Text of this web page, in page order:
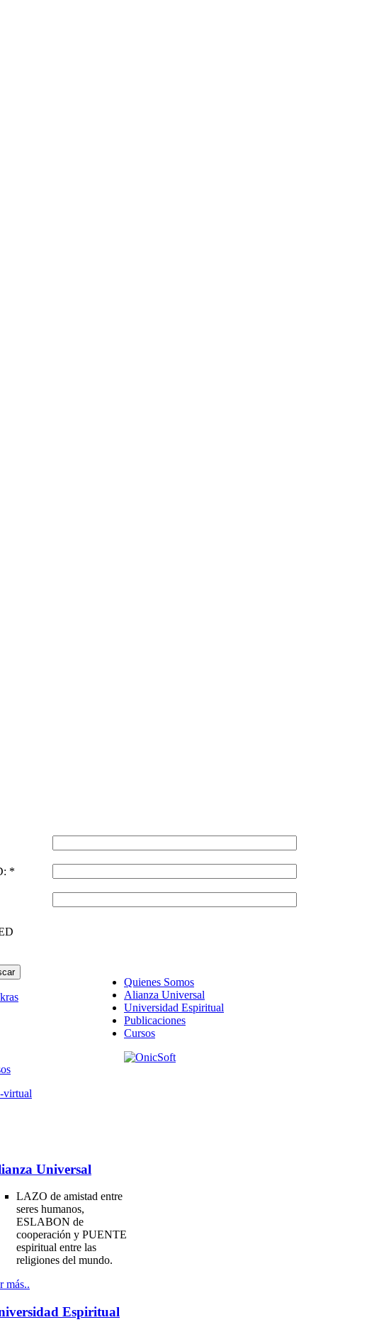
*
Universal
LAZO de amistad entre
seres humanos,
ESLABON de
cooperación y PUENTE
espiritual entre las
religiones del mundo.
más..
Espiritual
Quienes Somos
Alianza Universal
Universidad Espiritual
Publicaciones
Cursos